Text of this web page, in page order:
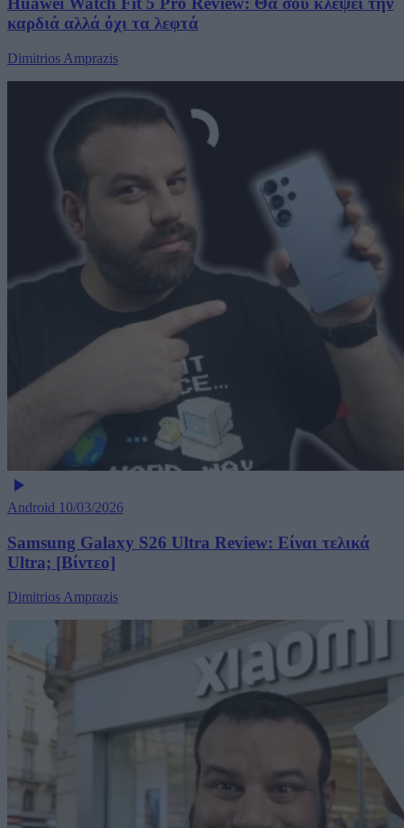
καρδιά αλλά όχι τα λεφτά
Dimitrios Amprazis
Android 10/03/2026
Samsung Galaxy S26 Ultra Review: Είναι τελικά
Ultra; [Βίντεο]
Dimitrios Amprazis